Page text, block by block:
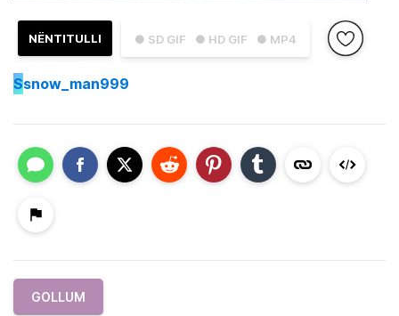
● SD GIF ● HD GIF ● MP4
NËNTITULLI
Ssnow_man999
GOLLUM